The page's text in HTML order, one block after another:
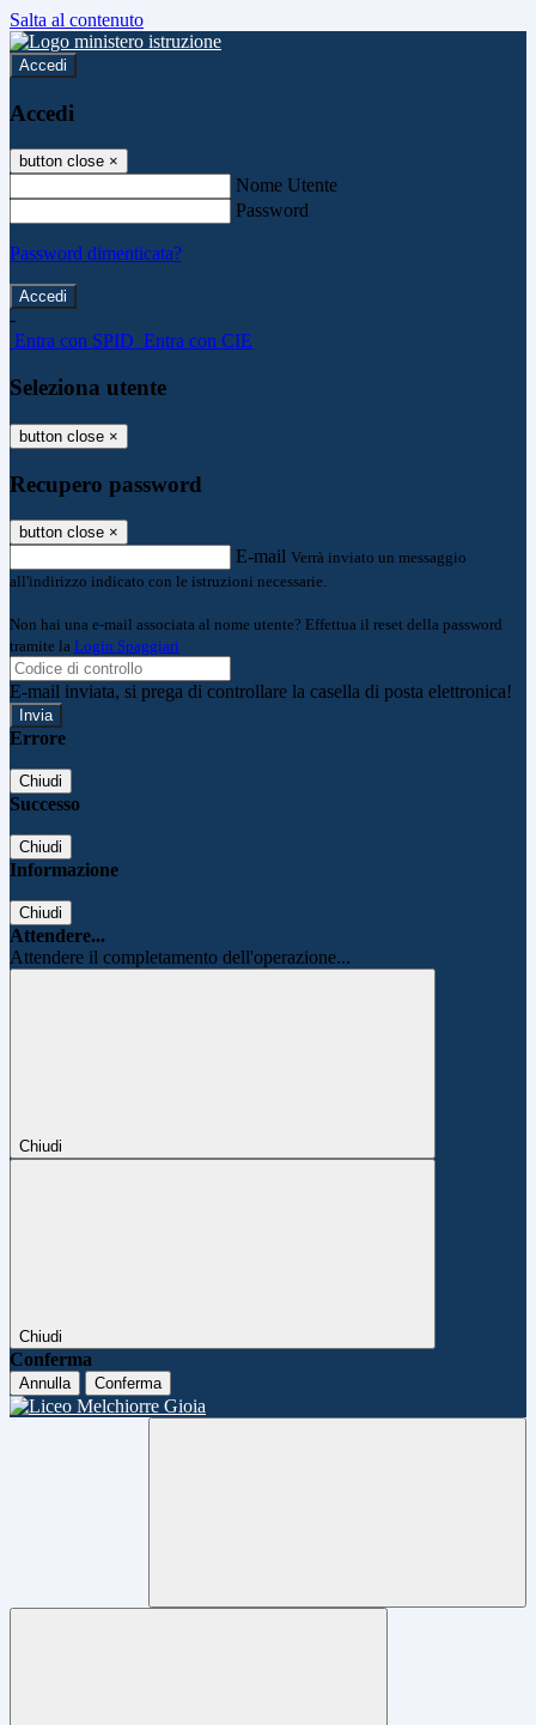
Salta al contenuto
Accedi
Accedi
button close ×
Nome Utente
Password
Password dimenticata?
-
Entra con SPID Entra con CIE
Seleziona utente
button close ×
Recupero password
button close ×
E-mail Verrà inviato un messaggio
all'indirizzo indicato con le istruzioni necessarie.
Non hai una e-mail associata al nome utente? Effettua il reset della password
tramite la Login Spaggiari
E-mail inviata, si prega di controllare la casella di posta elettronica!
Errore
Chiudi
Successo
Chiudi
Informazione
Chiudi
Attendere...
Attendere il completamento dell'operazione...
Chiudi
Chiudi
Conferma
Annulla Conferma